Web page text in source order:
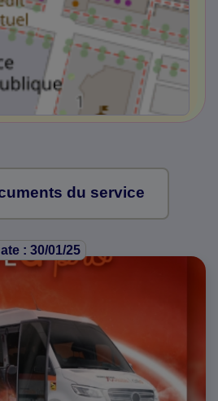
du service
: 30/01/25